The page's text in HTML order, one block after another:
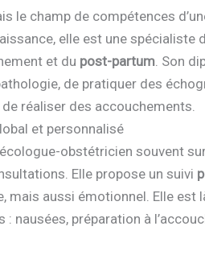
le champ de compétences
elle est une spécialiste
et du post-partum. Son
de pratiquer des
réaliser des accouchements.
et personnalisé
obstétricien souvent
Elle propose un suivi
mais aussi émotionnel. Elle
: nausées, préparation à